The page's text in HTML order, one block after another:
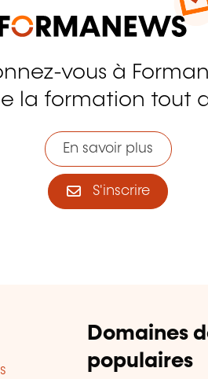
vous à
la formation tout
En savoir plus
S'inscrire
Domaines
populaires